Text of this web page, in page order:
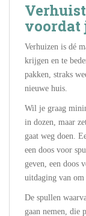
voordat
Verhuizen is dé
krijgen en te
pakken, straks
nieuwe huis.
Wil je graag
in dozen, maar
gaat weg doen.
een doos voor
geven, een doos
uitdaging van
De spullen
gaan nemen, die